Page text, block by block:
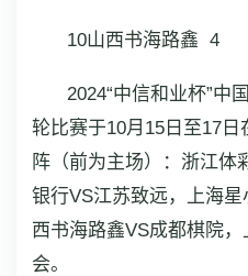
10山西书海路鑫
2024“中信和业杯”中
轮比赛于10月15日至17
阵（前为主场）：浙江体
银行VS江苏致远，上海
西书海路鑫VS成都棋院
会。